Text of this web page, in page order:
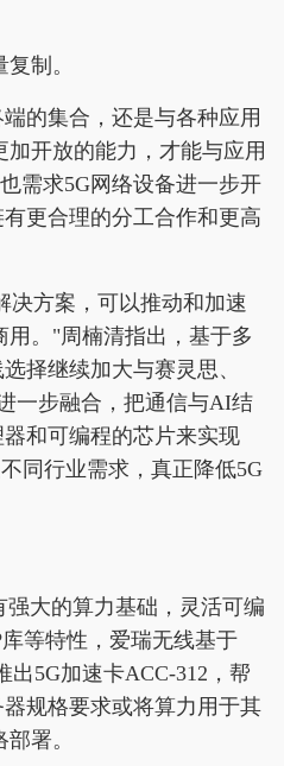
制。
的集合，还是与各种应用
加开放的能力，才能与应用
需求5G网络设备进一步开
更合理的分工合作和更高
决方案，可以推动和加速
用。"周楠清指出，基于多
择继续加大与赛灵思、
一步融合，把通信与AI结
和可编程的芯片来实现
同行业需求，真正降低5G
大的算力基础，灵活可编
等特性，爱瑞无线基于
出5G加速卡ACC-312，帮
规格要求或将算力用于其
署。